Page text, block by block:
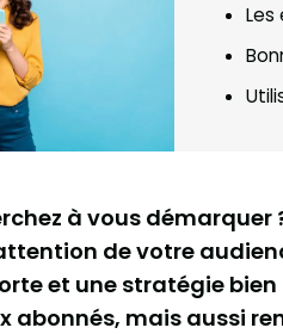
à vous
de votre
et une stratégie
abonnés, mais aussi